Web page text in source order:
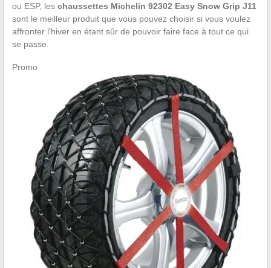
ou ESP, les chaussettes Michelin 92302 Easy Snow Grip J11
sont le meilleur produit que vous pouvez choisir si vous voulez
affronter l’hiver en étant sûr de pouvoir faire face à tout ce qui
se passe.
Promo